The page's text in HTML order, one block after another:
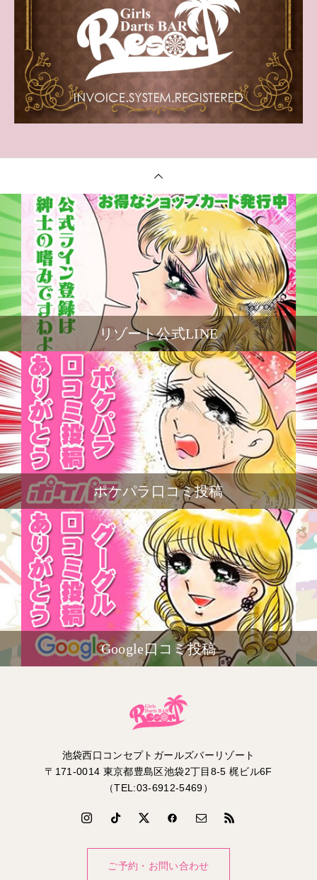
リゾート公式LINE
ポケパラ口コミ投稿
Google口コミ投稿
池袋西口コンセプトガールズバーリゾート
〒171-0014 東京都豊島区池袋2丁目8-5 梶ビル6F
（TEL:03-6912-5469）
ご予約・お問い合わせ